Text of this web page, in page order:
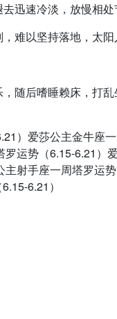
迅速冷淡，放慢相
难以坚持落地，太
随后嗜睡赖床，打
）爱莎公主金牛座
运势（6.15-6.21
射手座一周塔罗运
6.21）